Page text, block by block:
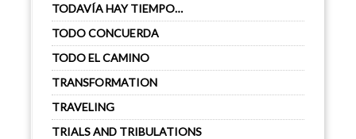
TODAVÍA HAY TIEMPO…
TODO CONCUERDA
TODO EL CAMINO
TRANSFORMATION
TRAVELING
TRIALS AND TRIBULATIONS